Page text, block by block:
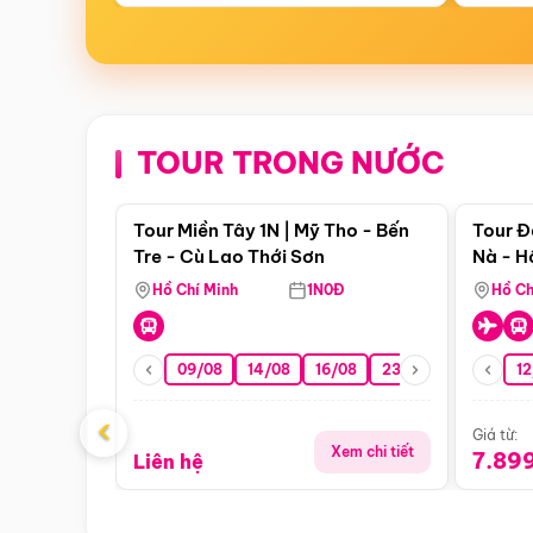
TOUR TRONG NƯỚC
Điểm nổi bật
Tour Miền Tây 1N | Mỹ Tho - Bến
Tre - Cù Lao Thới Sơn
Hồ Chí Minh 1N0Đ
09/08 14/08 16/08 23/08 30/08
Liên hệ Xem chi tiết
Tour
Nà -
Nha
Hồ
Giá từ:
‹